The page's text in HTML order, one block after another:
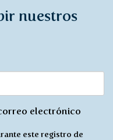
nuestros
electrónico
este registro de